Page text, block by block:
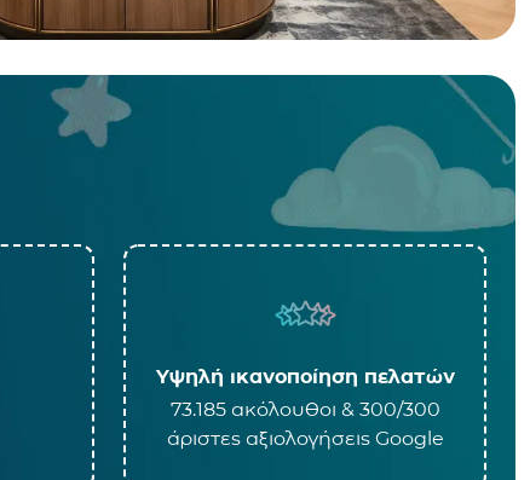
Υψηλή ικανοποίηση πελατών
73.185 ακόλουθοι & 300/300
άριστες αξιολογήσεις Google